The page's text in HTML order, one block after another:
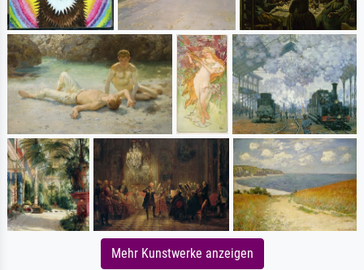
Mehr Kunstwerke anzeigen